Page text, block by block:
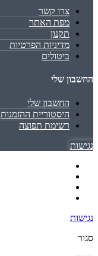
צרו קשר
מפת האתר
תקנון
מדיניות הפרטיות
ביטולים
החשבון שלי
החשבון שלי
היסטוריית ההזמנות
רשימת תפוצה
נגישות
נגישות
סגור